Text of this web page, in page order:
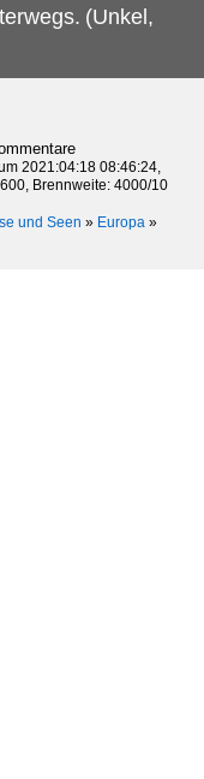
(Unkel,
2021:04:18 08:46:24,
Brennweite: 4000/10
und Seen » Europa »